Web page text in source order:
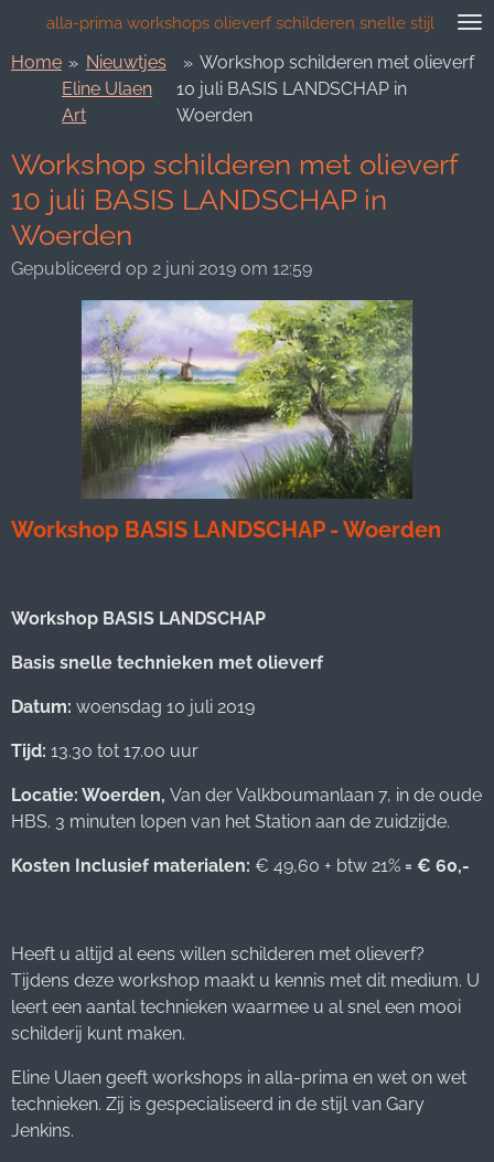
naar
hoofdinhoud
alla-prima workshops olieverf schilderen snelle stijl
Home » Nieuwtjes
Eline Ulaen
Art
» Workshop schilderen met olieverf
10 juli BASIS LANDSCHAP in
Woerden
Workshop schilderen met olieverf
10 juli BASIS LANDSCHAP in
Woerden
Gepubliceerd op 2 juni 2019 om 12:59
Workshop BASIS LANDSCHAP - Woerden
Workshop BASIS LANDSCHAP
Basis snelle technieken met olieverf
Datum: woensdag 10 juli 2019
Tijd: 13.30 tot 17.00 uur
Locatie: Woerden, Van der Valkboumanlaan 7, in de oude
HBS. 3 minuten lopen van het Station aan de zuidzijde.
Kosten Inclusief materialen: € 49,60 + btw 21% = € 60,-
Heeft u altijd al eens willen schilderen met olieverf?
Tijdens deze workshop maakt u kennis met dit medium. U
leert een aantal technieken waarmee u al snel een mooi
schilderij kunt maken.
Eline Ulaen geeft workshops in alla-prima en wet on wet
technieken. Zij is gespecialiseerd in de stijl van Gary
Jenkins.